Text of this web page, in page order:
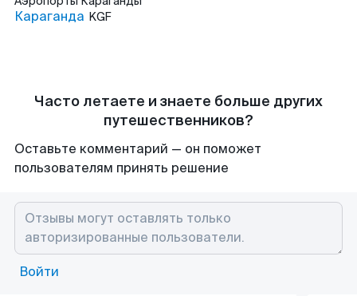
Караганда KGF
Часто летаете и знаете больше других
путешественников?
Оставьте комментарий — он поможет
пользователям принять решение
Войти